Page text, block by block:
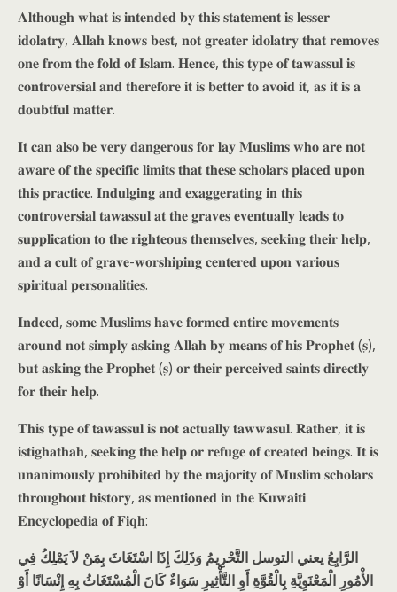
𝐀𝐥𝐭𝐡𝐨𝐮𝐠𝐡 𝐰𝐡𝐚𝐭 𝐢𝐬 𝐢𝐧𝐭𝐞𝐧𝐝𝐞𝐝 𝐛𝐲 𝐭𝐡𝐢𝐬 𝐬𝐭𝐚𝐭𝐞𝐦𝐞𝐧𝐭 𝐢𝐬 𝐥𝐞𝐬𝐬𝐞𝐫
𝐢𝐝𝐨𝐥𝐚𝐭𝐫𝐲, 𝐀𝐥𝐥𝐚𝐡 𝐤𝐧𝐨𝐰𝐬 𝐛𝐞𝐬𝐭, 𝐧𝐨𝐭 𝐠𝐫𝐞𝐚𝐭𝐞𝐫 𝐢𝐝𝐨𝐥𝐚𝐭𝐫𝐲 𝐭𝐡𝐚𝐭 𝐫𝐞𝐦𝐨𝐯𝐞𝐬
𝐨𝐧𝐞 𝐟𝐫𝐨𝐦 𝐭𝐡𝐞 𝐟𝐨𝐥𝐝 𝐨𝐟 𝐈𝐬𝐥𝐚𝐦. 𝐇𝐞𝐧𝐜𝐞, 𝐭𝐡𝐢𝐬 𝐭𝐲𝐩𝐞 𝐨𝐟 𝐭𝐚𝐰𝐚𝐬𝐬𝐮𝐥 𝐢𝐬
𝐜𝐨𝐧𝐭𝐫𝐨𝐯𝐞𝐫𝐬𝐢𝐚𝐥 𝐚𝐧𝐝 𝐭𝐡𝐞𝐫𝐞𝐟𝐨𝐫𝐞 𝐢𝐭 𝐢𝐬 𝐛𝐞𝐭𝐭𝐞𝐫 𝐭𝐨 𝐚𝐯𝐨𝐢𝐝 𝐢𝐭, 𝐚𝐬 𝐢𝐭 𝐢𝐬 𝐚
𝐝𝐨𝐮𝐛𝐭𝐟𝐮𝐥 𝐦𝐚𝐭𝐭𝐞𝐫.
𝐈𝐭 𝐜𝐚𝐧 𝐚𝐥𝐬𝐨 𝐛𝐞 𝐯𝐞𝐫𝐲 𝐝𝐚𝐧𝐠𝐞𝐫𝐨𝐮𝐬 𝐟𝐨𝐫 𝐥𝐚𝐲 𝐌𝐮𝐬𝐥𝐢𝐦𝐬 𝐰𝐡𝐨 𝐚𝐫𝐞 𝐧𝐨𝐭
𝐚𝐰𝐚𝐫𝐞 𝐨𝐟 𝐭𝐡𝐞 𝐬𝐩𝐞𝐜𝐢𝐟𝐢𝐜 𝐥𝐢𝐦𝐢𝐭𝐬 𝐭𝐡𝐚𝐭 𝐭𝐡𝐞𝐬𝐞 𝐬𝐜𝐡𝐨𝐥𝐚𝐫𝐬 𝐩𝐥𝐚𝐜𝐞𝐝 𝐮𝐩𝐨𝐧
𝐭𝐡𝐢𝐬 𝐩𝐫𝐚𝐜𝐭𝐢𝐜𝐞. 𝐈𝐧𝐝𝐮𝐥𝐠𝐢𝐧𝐠 𝐚𝐧𝐝 𝐞𝐱𝐚𝐠𝐠𝐞𝐫𝐚𝐭𝐢𝐧𝐠 𝐢𝐧 𝐭𝐡𝐢𝐬
𝐜𝐨𝐧𝐭𝐫𝐨𝐯𝐞𝐫𝐬𝐢𝐚𝐥 𝐭𝐚𝐰𝐚𝐬𝐬𝐮𝐥 𝐚𝐭 𝐭𝐡𝐞 𝐠𝐫𝐚𝐯𝐞𝐬 𝐞𝐯𝐞𝐧𝐭𝐮𝐚𝐥𝐥𝐲 𝐥𝐞𝐚𝐝𝐬 𝐭𝐨
𝐬𝐮𝐩𝐩𝐥𝐢𝐜𝐚𝐭𝐢𝐨𝐧 𝐭𝐨 𝐭𝐡𝐞 𝐫𝐢𝐠𝐡𝐭𝐞𝐨𝐮𝐬 𝐭𝐡𝐞𝐦𝐬𝐞𝐥𝐯𝐞𝐬, 𝐬𝐞𝐞𝐤𝐢𝐧𝐠 𝐭𝐡𝐞𝐢𝐫 𝐡𝐞𝐥𝐩,
𝐚𝐧𝐝 𝐚 𝐜𝐮𝐥𝐭 𝐨𝐟 𝐠𝐫𝐚𝐯𝐞-𝐰𝐨𝐫𝐬𝐡𝐢𝐩𝐢𝐧𝐠 𝐜𝐞𝐧𝐭𝐞𝐫𝐞𝐝 𝐮𝐩𝐨𝐧 𝐯𝐚𝐫𝐢𝐨𝐮𝐬
𝐬𝐩𝐢𝐫𝐢𝐭𝐮𝐚𝐥 𝐩𝐞𝐫𝐬𝐨𝐧𝐚𝐥𝐢𝐭𝐢𝐞𝐬.
𝐈𝐧𝐝𝐞𝐞𝐝, 𝐬𝐨𝐦𝐞 𝐌𝐮𝐬𝐥𝐢𝐦𝐬 𝐡𝐚𝐯𝐞 𝐟𝐨𝐫𝐦𝐞𝐝 𝐞𝐧𝐭𝐢𝐫𝐞 𝐦𝐨𝐯𝐞𝐦𝐞𝐧𝐭𝐬
𝐚𝐫𝐨𝐮𝐧𝐝 𝐧𝐨𝐭 𝐬𝐢𝐦𝐩𝐥𝐲 𝐚𝐬𝐤𝐢𝐧𝐠 𝐀𝐥𝐥𝐚𝐡 𝐛𝐲 𝐦𝐞𝐚𝐧𝐬 𝐨𝐟 𝐡𝐢𝐬 𝐏𝐫𝐨𝐩𝐡𝐞𝐭 (𝐬̣),
𝐛𝐮𝐭 𝐚𝐬𝐤𝐢𝐧𝐠 𝐭𝐡𝐞 𝐏𝐫𝐨𝐩𝐡𝐞𝐭 (𝐬̣) 𝐨𝐫 𝐭𝐡𝐞𝐢𝐫 𝐩𝐞𝐫𝐜𝐞𝐢𝐯𝐞𝐝 𝐬𝐚𝐢𝐧𝐭𝐬 𝐝𝐢𝐫𝐞𝐜𝐭𝐥𝐲
𝐟𝐨𝐫 𝐭𝐡𝐞𝐢𝐫 𝐡𝐞𝐥𝐩.
𝐓𝐡𝐢𝐬 𝐭𝐲𝐩𝐞 𝐨𝐟 𝐭𝐚𝐰𝐚𝐬𝐬𝐮𝐥 𝐢𝐬 𝐧𝐨𝐭 𝐚𝐜𝐭𝐮𝐚𝐥𝐥𝐲 𝐭𝐚𝐰𝐰𝐚𝐬𝐮𝐥. 𝐑𝐚𝐭𝐡𝐞𝐫, 𝐢𝐭 𝐢𝐬
𝐢𝐬𝐭𝐢𝐠𝐡𝐚𝐭𝐡𝐚𝐡, 𝐬𝐞𝐞𝐤𝐢𝐧𝐠 𝐭𝐡𝐞 𝐡𝐞𝐥𝐩 𝐨𝐫 𝐫𝐞𝐟𝐮𝐠𝐞 𝐨𝐟 𝐜𝐫𝐞𝐚𝐭𝐞𝐝 𝐛𝐞𝐢𝐧𝐠𝐬. 𝐈𝐭 𝐢𝐬
𝐮𝐧𝐚𝐧𝐢𝐦𝐨𝐮𝐬𝐥𝐲 𝐩𝐫𝐨𝐡𝐢𝐛𝐢𝐭𝐞𝐝 𝐛𝐲 𝐭𝐡𝐞 𝐦𝐚𝐣𝐨𝐫𝐢𝐭𝐲 𝐨𝐟 𝐌𝐮𝐬𝐥𝐢𝐦 𝐬𝐜𝐡𝐨𝐥𝐚𝐫𝐬
𝐭𝐡𝐫𝐨𝐮𝐠𝐡𝐨𝐮𝐭 𝐡𝐢𝐬𝐭𝐨𝐫𝐲, 𝐚𝐬 𝐦𝐞𝐧𝐭𝐢𝐨𝐧𝐞𝐝 𝐢𝐧 𝐭𝐡𝐞 𝐊𝐮𝐰𝐚𝐢𝐭𝐢
𝐄𝐧𝐜𝐲𝐜𝐥𝐨𝐩𝐞𝐝𝐢𝐚 𝐨𝐟 𝐅𝐢𝐪𝐡:
الرَّابِعُ يعني التوسل التَّحْرِيمُ وَذَلِكَ إِذَا اسْتَغَاثَ بِمَنْ لاَ يَمْلِكُ فِي
الأْمُورِ الْمَعْنَوِيَّةِ بِالْقُوَّةِ أَوِ التَّأْثِيرِ سَوَاءٌ كَانَ الْمُسْتَغَاثُ بِهِ إِنْسَانًا أَوْ